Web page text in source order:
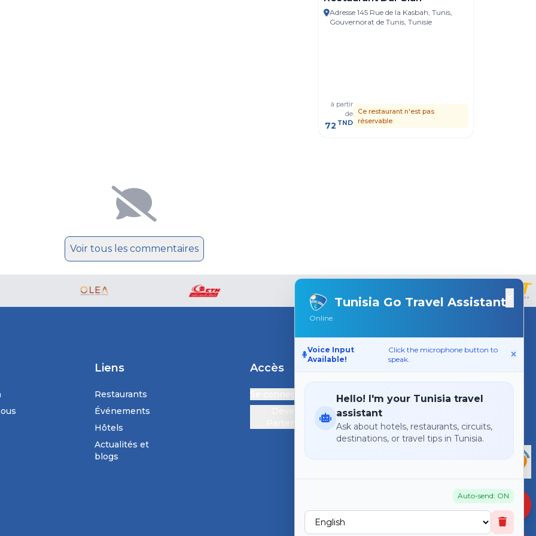
Adresse 145 Rue de la Kasbah, Tunis,
Gouvernorat de Tunis, Tunisie
à partir
de
72 TND
Ce restaurant n'est pas
réservable.
Voir tous les commentaires
Tunisia Go Travel Assistant
Online
Voice Input
Available!
Click the microphone button to
speak.
Hello! I'm your Tunisia travel
assistant
Ask about hotels, restaurants, circuits,
destinations, or travel tips in Tunisia.
Auto-send: ON
Liens
Restaurants
Événements
Hôtels
Actualités et
blogs
Accès
Contactez-nous